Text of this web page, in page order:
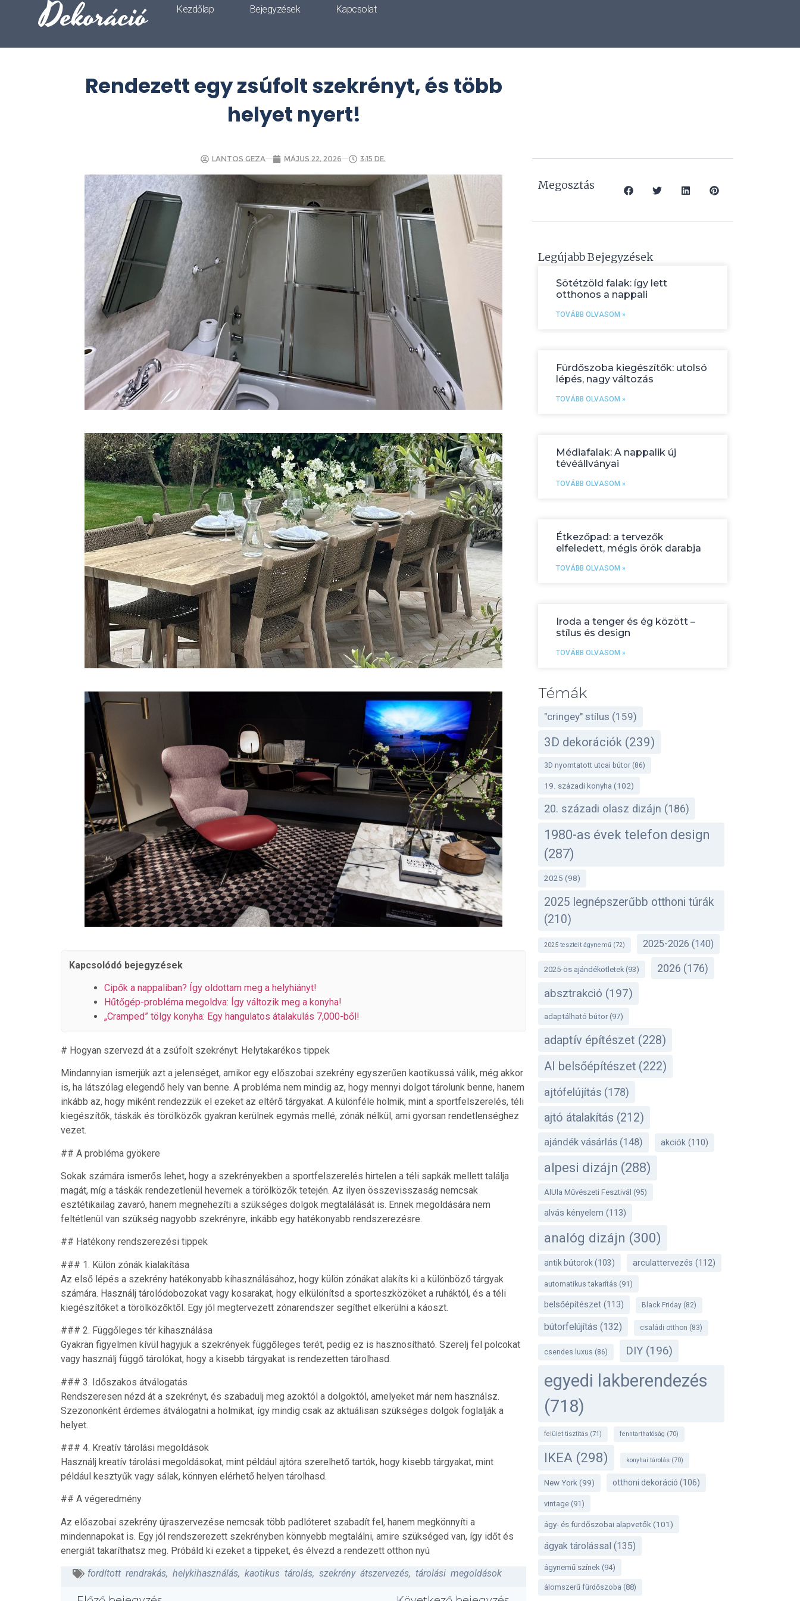
Dekoráció Kezdőlap Bejegyzések Kapcsolat
Rendezett egy zsúfolt szekrényt, és több
helyet nyert!
Lantos Geza május 22, 2026 3:15 de.
Kapcsolódó bejegyzések
Cipők a nappaliban? Így oldottam meg a helyhiányt!
Hűtőgép-probléma megoldva: Így változik meg a konyha!
„Cramped” tölgy konyha: Egy hangulatos átalakulás 7,000-ből!
# Hogyan szervezd át a zsúfolt szekrényt: Helytakarékos tippek
Mindannyian ismerjük azt a jelenséget, amikor egy előszobai szekrény egyszerűen kaotikussá válik, még akkor
is, ha látszólag elegendő hely van benne. A probléma nem mindig az, hogy mennyi dolgot tárolunk benne, hanem
inkább az, hogy miként rendezzük el ezeket az eltérő tárgyakat. A különféle holmik, mint a sportfelszerelés, téli
kiegészítők, táskák és törölközők gyakran kerülnek egymás mellé, zónák nélkül, ami gyorsan rendetlenséghez
vezet.
## A probléma gyökere
Sokak számára ismerős lehet, hogy a szekrényekben a sportfelszerelés hirtelen a téli sapkák mellett találja
magát, míg a táskák rendezetlenül hevernek a törölközők tetején. Az ilyen összevisszaság nemcsak
esztétikailag zavaró, hanem megnehezíti a szükséges dolgok megtalálását is. Ennek megoldására nem
feltétlenül van szükség nagyobb szekrényre, inkább egy hatékonyabb rendszerezésre.
## Hatékony rendszerezési tippek
### 1. Külön zónák kialakítása
Az első lépés a szekrény hatékonyabb kihasználásához, hogy külön zónákat alakíts ki a különböző tárgyak
számára. Használj tárolódobozokat vagy kosarakat, hogy elkülönítsd a sporteszközöket a ruháktól, és a téli
kiegészítőket a törölközőktől. Egy jól megtervezett zónarendszer segíthet elkerülni a káoszt.
### 2. Függőleges tér kihasználása
Gyakran figyelmen kívül hagyjuk a szekrények függőleges terét, pedig ez is hasznosítható. Szerelj fel polcokat
vagy használj függő tárolókat, hogy a kisebb tárgyakat is rendezetten tárolhasd.
### 3. Időszakos átválogatás
Rendszeresen nézd át a szekrényt, és szabadulj meg azoktól a dolgoktól, amelyeket már nem használsz.
Szezononként érdemes átválogatni a holmikat, így mindig csak az aktuálisan szükséges dolgok foglalják a
helyet.
### 4. Kreatív tárolási megoldások
Használj kreatív tárolási megoldásokat, mint például ajtóra szerelhető tartók, hogy kisebb tárgyakat, mint
például kesztyűk vagy sálak, könnyen elérhető helyen tárolhasd.
## A végeredmény
Az előszobai szekrény újraszervezése nemcsak több padlóteret szabadít fel, hanem megkönnyíti a
mindennapokat is. Egy jól rendszerezett szekrényben könnyebb megtalálni, amire szükséged van, így időt és
energiát takaríthatsz meg. Próbáld ki ezeket a tippeket, és élvezd a rendezett otthon nyú
fordított rendrakás, helykihasználás, kaotikus tárolás, szekrény átszervezés, tárolási megoldások
Megosztás
Legújabb Bejegyzések
Sötétzöld falak: így lett
otthonos a nappali
TOVÁBB OLVASOM »
Fürdőszoba kiegészítők: utolsó
lépés, nagy változás
TOVÁBB OLVASOM »
Médiafalak: A nappalik új
tévéállványai
TOVÁBB OLVASOM »
Étkezőpad: a tervezők
elfeledett, mégis örök darabja
TOVÁBB OLVASOM »
Iroda a tenger és ég között –
stílus és design
TOVÁBB OLVASOM »
Témák
"cringey" stílus (159)
3D dekorációk(239)
3D nyomtatott utcai bútor(86)
19. századi konyha (102)
20. századi olasz dizájn (186)
1980-as évek telefon design
(287)
2025 (98)
2025 legnépszerűbb otthoni túrák
(210)
2025 tesztelt ágynemű(72) 2025-2026 (140)
2025-ös ajándékötletek(93) 2026 (176)
absztrakció (197)
adaptálható bútor(97)
adaptív építészet (228)
AI belsőépítészet(222)
ajtófelújítás (178)
ajtó átalakítás (212)
ajándék vásárlás(148) akciók(110)
alpesi dizájn (288)
AlUla Művészeti Fesztivál (95)
alvás kényelem (113)
analóg dizájn (300)
antik bútorok (103) arculattervezés (112)
automatikus takarítás (91)
belsőépítészet(113) Black Friday(82)
bútorfelújítás (132) családi otthon (83)
csendes luxus (86) DIY(196)
egyedi lakberendezés
(718)
felület tisztítás(71) fenntarthatóság (70)
IKEA (298) konyhai tárolás(70)
New York(99) otthoni dekoráció (106)
vintage(91)
ágy- és fürdőszobai alapvetők (101)
ágyak tárolással (135)
ágynemű színek(94)
álomszerű fürdőszoba (88)